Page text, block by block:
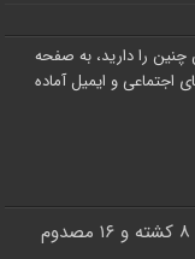
چنین را دارید، به صفحه
اجتماعی و ایمیل آماده
تصادف اتوبوس و تریلی در آزادراه کاشان – قم ۸ کشته و ۱۶ مصدوم